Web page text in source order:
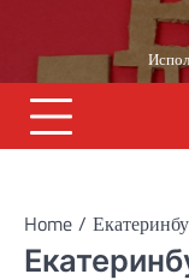
content
Home